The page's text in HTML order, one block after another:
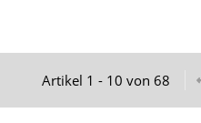
Artikel 1 - 10 von 68